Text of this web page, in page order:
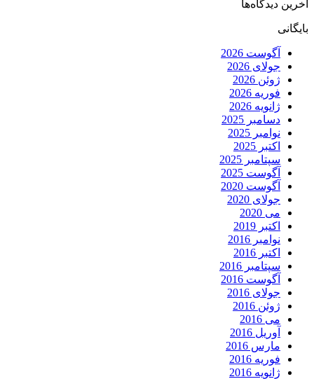
آخرین دیدگاه‌ها
بایگانی
آگوست 2026
جولای 2026
ژوئن 2026
فوریه 2026
ژانویه 2026
دسامبر 2025
نوامبر 2025
اکتبر 2025
سپتامبر 2025
آگوست 2025
آگوست 2020
جولای 2020
می 2020
اکتبر 2019
نوامبر 2016
اکتبر 2016
سپتامبر 2016
آگوست 2016
جولای 2016
ژوئن 2016
می 2016
آوریل 2016
مارس 2016
فوریه 2016
ژانویه 2016